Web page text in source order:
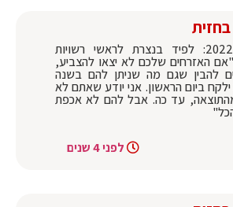
בחירות 2022: לפיד בנצרת לראשי רשויות
האזרחים שלכם לא יצאו להצביע,
להבין שגם מה שניתן להם בשנה
ביום הראשון. אני יודע שאתם לא
עד כה. אבל להם לא אכפת
לפני 4 שנים